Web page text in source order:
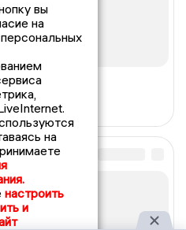
вы
на
на
настроить
и